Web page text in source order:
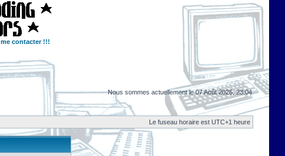
me contacter !!!
Nous sommes actuellement le 07 Août 2026, 23:04
Le fuseau horaire est UTC+1 heure